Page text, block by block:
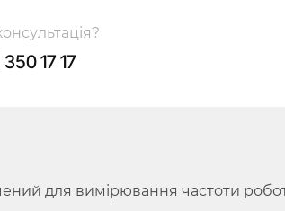
17 17
для вимірювання частоти